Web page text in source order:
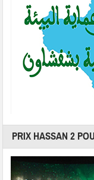
PRIX HASSAN 2